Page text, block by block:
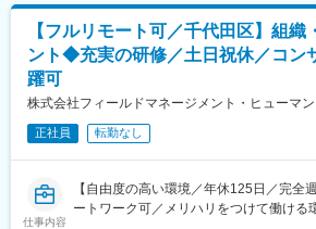
グローバル共通の重要課題を効率的に解
世界の金融ネットワークを統括するため
社。総資産22兆円、世界40カ国以上の国
リースを中心とした自動車販売金融を展
変更の範囲：会社の定める業務
◎一次情報のデザインと獲得
世界中の投資家が真に渇望する「世の中
定・収集し、意思決定に使える状態へと
収集したインテリジェンスをプラットフ
◎トップ投資家との対話とセールス連携
◎最先端のオペレーション構築
テクノロジーをフル活用し、「顧客と
【フルリモート可／千代田区】組織
ント◆充実の研修／土日祝休／コン
躍可
株式会社フィールドマネージメント・ヒューマ
正社員 転勤なし
仕事内容
【自由度の高い環境／年休125日／完全
ートワーク可／メリハリをつけて働ける